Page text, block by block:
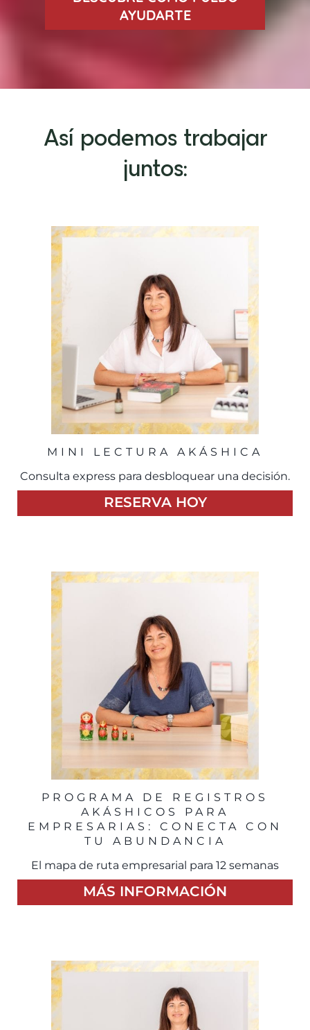
AYUDARTE
Así podemos trabajar
juntos:
MINI LECTURA AKÁSHICA
Consulta express para desbloquear una decisión.
RESERVA HOY
PROGRAMA DE REGISTROS
AKÁSHICOS PARA
EMPRESARIAS: CONECTA CON
TU ABUNDANCIA
El mapa de ruta empresarial para 12 semanas
MÁS INFORMACIÓN